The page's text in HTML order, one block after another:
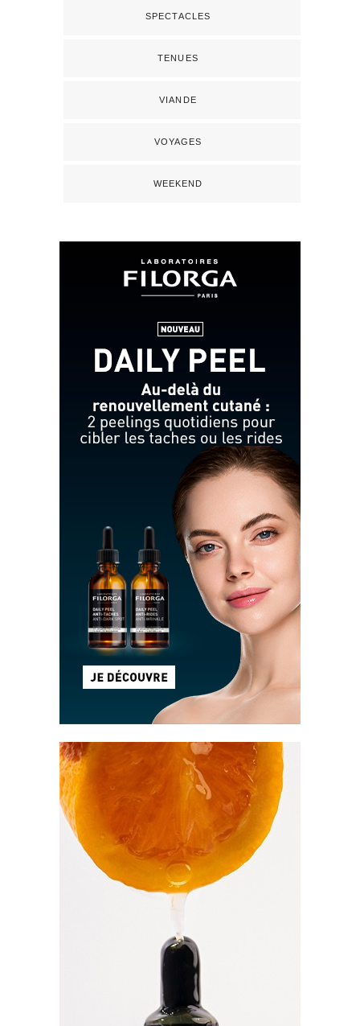
SPECTACLES
TENUES
VIANDE
VOYAGES
WEEKEND